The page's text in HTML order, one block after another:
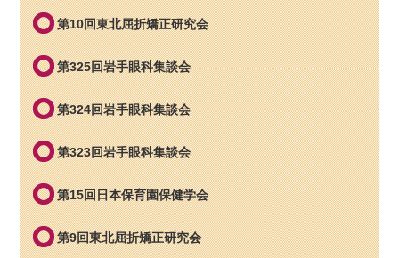
第10回東北屈折矯正研究会
第325回岩手眼科集談会
第324回岩手眼科集談会
第323回岩手眼科集談会
第15回日本保育園保健学会
第9回東北屈折矯正研究会